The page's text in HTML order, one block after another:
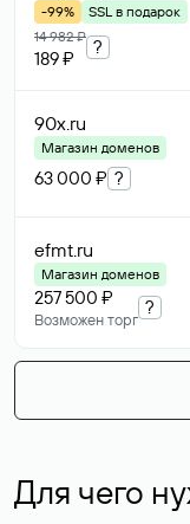
-99%
SSL в подарок
14 982 ₽
189 ₽
?
90x.ru
Магазин доменов
63 000 ₽ ?
efmt.ru
Магазин доменов
257 500 ₽
Возможен торг
?
Для чего